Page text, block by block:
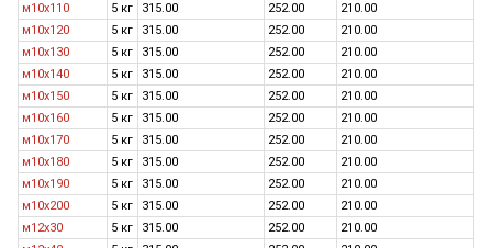
м10х110
5 кг 315.00 252.00
210.00
м10х120
5 кг 315.00 252.00
210.00
м10х130
5 кг 315.00 252.00
210.00
м10х140
5 кг 315.00 252.00
210.00
м10х150
5 кг 315.00 252.00
210.00
м10х160
5 кг 315.00 252.00
210.00
м10х170
5 кг 315.00 252.00
210.00
м10х180
5 кг 315.00 252.00
210.00
м10х190
5 кг 315.00 252.00
210.00
м10х200
5 кг 315.00 252.00
210.00
м12х30
5 кг 315.00 252.00
210.00